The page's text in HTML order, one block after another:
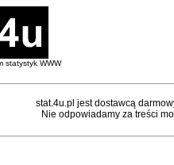
statystyk WWW
stat.4u.pl jest dostawcą
Nie odpowiadamy za treści